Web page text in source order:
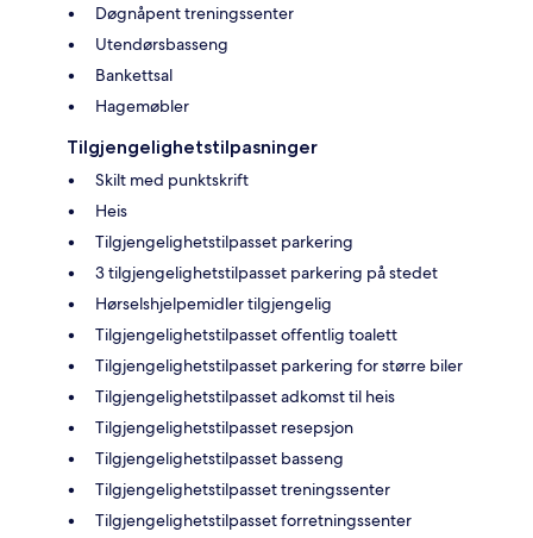
Døgnåpent treningssenter
Utendørsbasseng
Bankettsal
Hagemøbler
Tilgjengelighetstilpasninger
Skilt med punktskrift
Heis
Tilgjengelighetstilpasset parkering
3 tilgjengelighetstilpasset parkering på stedet
Hørselshjelpemidler tilgjengelig
Tilgjengelighetstilpasset offentlig toalett
Tilgjengelighetstilpasset parkering for større biler
Tilgjengelighetstilpasset adkomst til heis
Tilgjengelighetstilpasset resepsjon
Tilgjengelighetstilpasset basseng
Tilgjengelighetstilpasset treningssenter
Tilgjengelighetstilpasset forretningssenter